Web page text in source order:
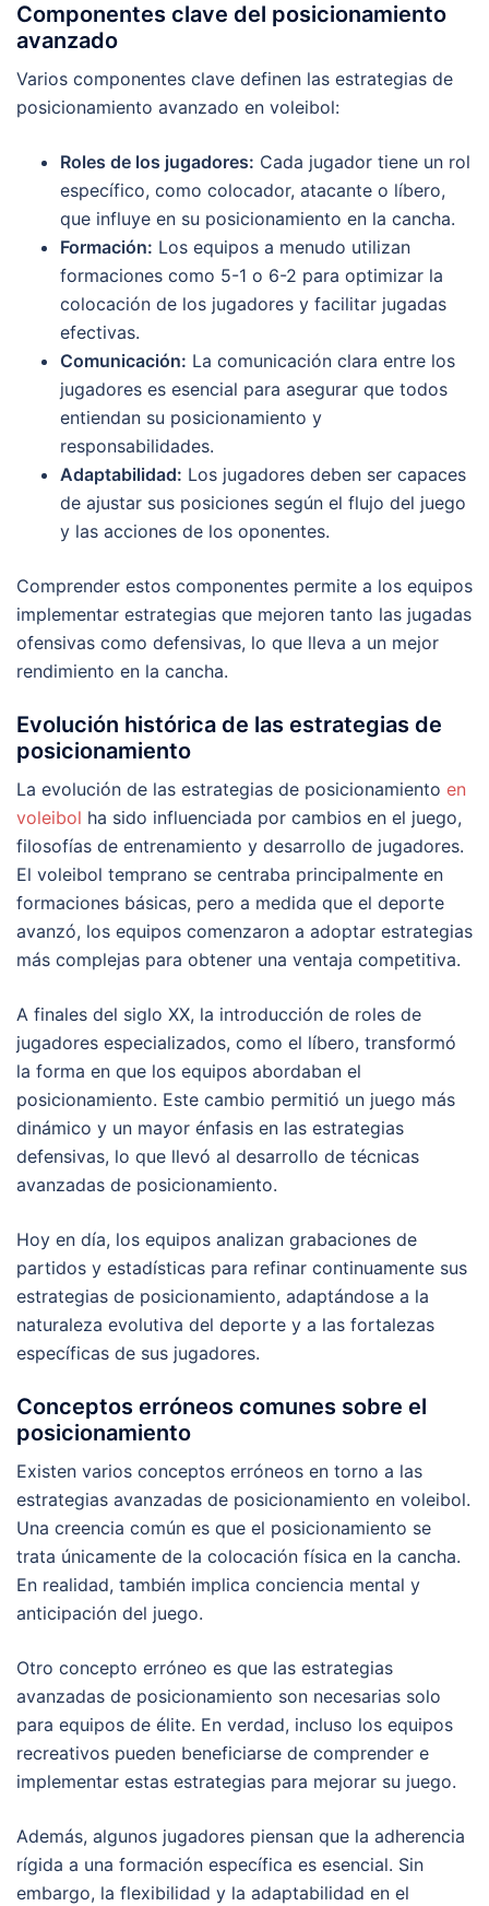
Componentes clave del posicionamiento
avanzado
Varios componentes clave definen las estrategias de
posicionamiento avanzado en voleibol:
Roles de los jugadores: Cada jugador tiene un rol
específico, como colocador, atacante o líbero,
que influye en su posicionamiento en la cancha.
Formación: Los equipos a menudo utilizan
formaciones como 5-1 o 6-2 para optimizar la
colocación de los jugadores y facilitar jugadas
efectivas.
Comunicación: La comunicación clara entre los
jugadores es esencial para asegurar que todos
entiendan su posicionamiento y
responsabilidades.
Adaptabilidad: Los jugadores deben ser capaces
de ajustar sus posiciones según el flujo del juego
y las acciones de los oponentes.
Comprender estos componentes permite a los equipos
implementar estrategias que mejoren tanto las jugadas
ofensivas como defensivas, lo que lleva a un mejor
rendimiento en la cancha.
Evolución histórica de las estrategias de
posicionamiento
La evolución de las estrategias de posicionamiento en
voleibol ha sido influenciada por cambios en el juego,
filosofías de entrenamiento y desarrollo de jugadores.
El voleibol temprano se centraba principalmente en
formaciones básicas, pero a medida que el deporte
avanzó, los equipos comenzaron a adoptar estrategias
más complejas para obtener una ventaja competitiva.
A finales del siglo XX, la introducción de roles de
jugadores especializados, como el líbero, transformó
la forma en que los equipos abordaban el
posicionamiento. Este cambio permitió un juego más
dinámico y un mayor énfasis en las estrategias
defensivas, lo que llevó al desarrollo de técnicas
avanzadas de posicionamiento.
Hoy en día, los equipos analizan grabaciones de
partidos y estadísticas para refinar continuamente sus
estrategias de posicionamiento, adaptándose a la
naturaleza evolutiva del deporte y a las fortalezas
específicas de sus jugadores.
Conceptos erróneos comunes sobre el
posicionamiento
Existen varios conceptos erróneos en torno a las
estrategias avanzadas de posicionamiento en voleibol.
Una creencia común es que el posicionamiento se
trata únicamente de la colocación física en la cancha.
En realidad, también implica conciencia mental y
anticipación del juego.
Otro concepto erróneo es que las estrategias
avanzadas de posicionamiento son necesarias solo
para equipos de élite. En verdad, incluso los equipos
recreativos pueden beneficiarse de comprender e
implementar estas estrategias para mejorar su juego.
Además, algunos jugadores piensan que la adherencia
rígida a una formación específica es esencial. Sin
embargo, la flexibilidad y la adaptabilidad en el